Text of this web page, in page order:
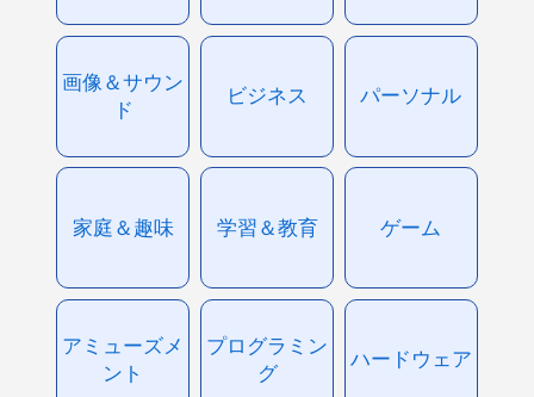
画像＆サウン
ド
ビジネス パーソナル
家庭＆趣味 学習＆教育 ゲーム
アミューズメ
ント
プログラミン
グ
ハードウェア